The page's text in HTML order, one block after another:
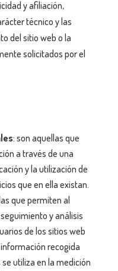
y afiliación,
técnico y las
del sitio web o la
solicitados por el
: son aquellas que
a través de una
y la utilización de
que en ella existan.
que permiten al
y análisis
de los sitios web
recogida
utiliza en la medición